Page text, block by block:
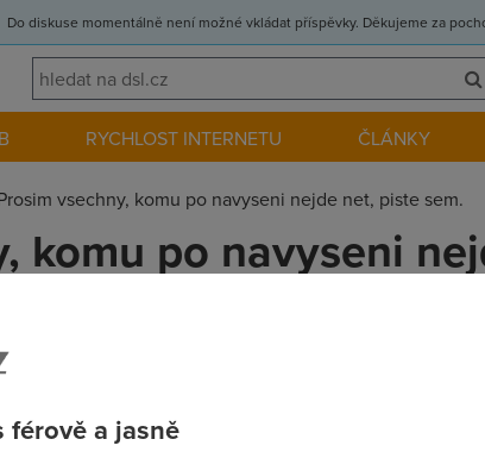
Do diskuse momentálně není možné vkládat příspěvky. Děkujeme za
RYCHLOST INTERNETU ČLÁNKY
vsechny, komu po navyseni nejde net, piste sem.
komu po navyseni
mi nejede internet. Vsichni delaji mrtveho brouka a
par dotazu do ostatnich vlaken a zda se, ze nejsem
férově a jasně